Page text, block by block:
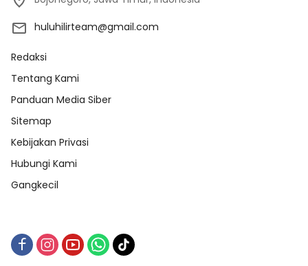
huluhilirteam@gmail.com
Redaksi
Tentang Kami
Panduan Media Siber
Sitemap
Kebijakan Privasi
Hubungi Kami
Gangkecil